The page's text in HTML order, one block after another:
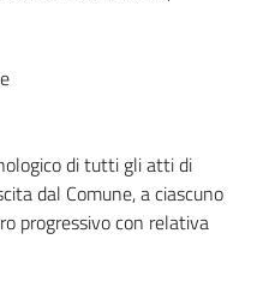
di tutti gli atti di
dal Comune, a ciascuno
progressivo con relativa